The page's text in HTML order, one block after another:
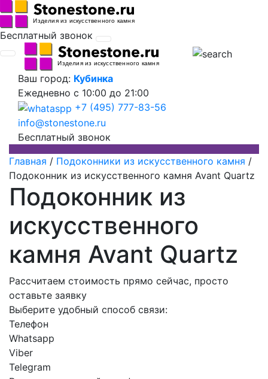
Бесплатный звонок
Ваш город: Кубинка
Ежедневно с 10:00 до 21:00
+7 (495) 777-83-56
info@stonestone.ru
Бесплатный звонок
Главная / Подоконники из искусственного камня /
Подоконник из искусственного камня Avant Quartz
Подоконник из
искусственного
камня Avant Quartz
Рассчитаем стоимость прямо сейчас, просто
оставьте заявку
Выберите удобный способ связи:
Телефон
Whatsapp
Viber
Telegram